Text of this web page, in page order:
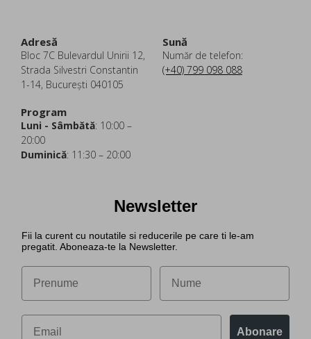
Adresă
Bloc 7C Bulevardul Unirii 12,
Strada Silvestri Constantin
1-14, București 040105
Sună
Număr de telefon:
(+40) 799 098 088
Program
Luni - Sâmbătă: 10:00 –
20:00
Duminică: 11:30 – 20:00
Newsletter
Fii la curent cu noutatile si reducerile pe care ti le-am
pregatit. Aboneaza-te la Newsletter.
Abonare